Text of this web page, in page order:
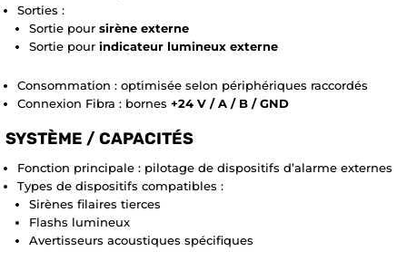
Sorties :
Sortie pour sirène externe
Sortie pour indicateur lumineux externe
Consommation : optimisée selon périphériques raccordés
Connexion Fibra : bornes +24 V / A / B / GND
SYSTÈME / CAPACITÉS
Fonction principale : pilotage de dispositifs d’alarme externes
Types de dispositifs compatibles :
Sirènes filaires tierces
Flashs lumineux
Avertisseurs acoustiques spécifiques